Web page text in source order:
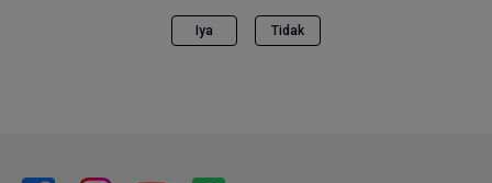
Iya Tidak